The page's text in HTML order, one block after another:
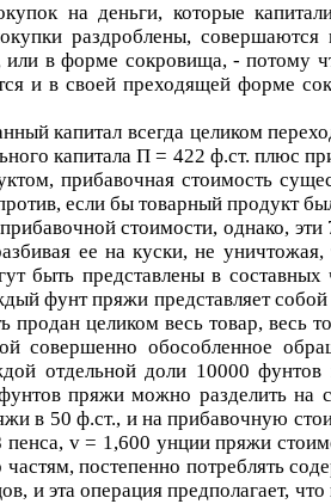
на деньги, которые
раздроблены,
или в форме сокровища, -
и в своей преходящей форме
капитал всегда целиком
капиталаП = 422 ф.ст. плюс
прибавочная стоимость
если бы товарный продукт
стоимости, однако,
ее на куски, не
быть представлены в
фунт пряжи представляет
целиком весь товар, весь
совершенно обособленное
отдельной доли 10000
пряжи можно разделить на
в 50 ф.ст., и на прибавочную
пенса, v= 1,600 унции пряжи
постепенно потреблять
и эта операция предполагает,